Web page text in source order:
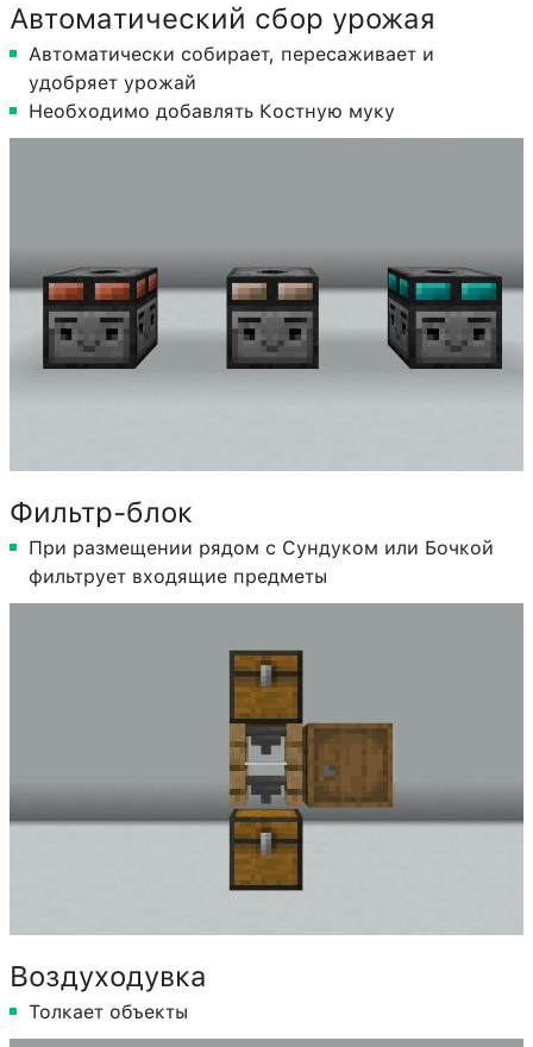
Автоматический сбор урожая
Автоматически собирает, пересаживает и
удобряет урожай
Необходимо добавлять Костную муку
Фильтр-блок
При размещении рядом с Сундуком или Бочкой
фильтрует входящие предметы
Воздуходувка
Толкает объекты